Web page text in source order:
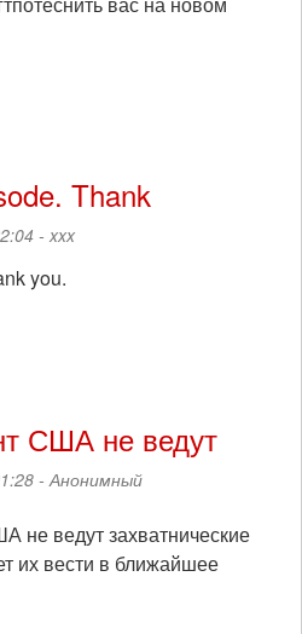
Thank
- xxx
you.
США не ведут
- Анонимный
не ведут захватнические
их вести в ближайшее